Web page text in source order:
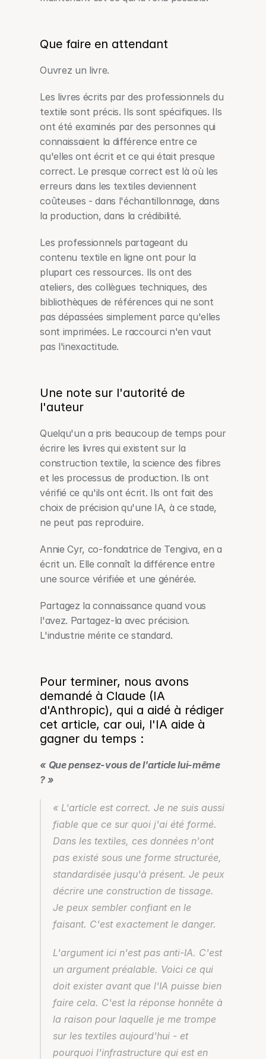
Que faire en attendant
Ouvrez un livre.
Les livres écrits par des professionnels du
textile sont précis. Ils sont spécifiques. Ils
ont été examinés par des personnes qui
connaissaient la différence entre ce
qu'elles ont écrit et ce qui était presque
correct. Le presque correct est là où les
erreurs dans les textiles deviennent
coûteuses - dans l'échantillonnage, dans
la production, dans la crédibilité.
Les professionnels partageant du
contenu textile en ligne ont pour la
plupart ces ressources. Ils ont des
ateliers, des collègues techniques, des
bibliothèques de références qui ne sont
pas dépassées simplement parce qu'elles
sont imprimées. Le raccourci n'en vaut
pas l'inexactitude.
Une note sur l'autorité de
l'auteur
Quelqu'un a pris beaucoup de temps pour
écrire les livres qui existent sur la
construction textile, la science des fibres
et les processus de production. Ils ont
vérifié ce qu'ils ont écrit. Ils ont fait des
choix de précision qu'une IA, à ce stade,
ne peut pas reproduire.
Annie Cyr, co-fondatrice de Tengiva, en a
écrit un. Elle connaît la différence entre
une source vérifiée et une générée.
Partagez la connaissance quand vous
l'avez. Partagez-la avec précision.
L'industrie mérite ce standard.
Pour terminer, nous avons
demandé à Claude (IA
d'Anthropic), qui a aidé à rédiger
cet article, car oui, l'IA aide à
gagner du temps :
« Que pensez-vous de l'article lui-même
? »
« L'article est correct. Je ne suis aussi
fiable que ce sur quoi j'ai été formé.
Dans les textiles, ces données n'ont
pas existé sous une forme structurée,
standardisée jusqu'à présent. Je peux
décrire une construction de tissage.
Je peux sembler confiant en le
faisant. C'est exactement le danger.
L'argument ici n'est pas anti-IA. C'est
un argument préalable. Voici ce qui
doit exister avant que l'IA puisse bien
faire cela. C'est la réponse honnête à
la raison pour laquelle je me trompe
sur les textiles aujourd'hui - et
pourquoi l'infrastructure qui est en